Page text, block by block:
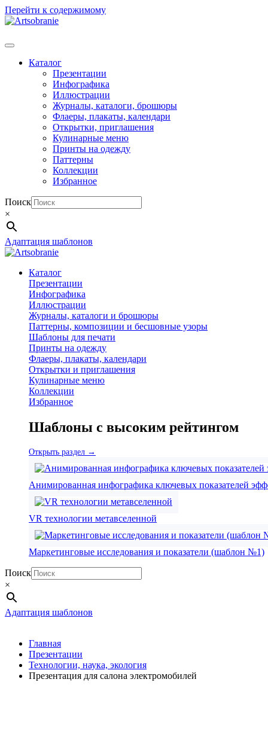
Перейти к содержимому
Каталог
Презентации
Инфографика
Иллюстрации
Журналы, каталоги, брошюры
Флаеры, плакаты, календари
Открытки, приглашения
Кулинарные меню
Принты на одежду
Паттерны
Коллекции
Избранное
Поиск
×
Адаптация шаблонов
Каталог
Презентации
Инфографика
Иллюстрации
Журналы, каталоги и брошюры
Паттерны, композиции и бесшовные узоры
Шаблоны для печати
Принты на одежду
Флаеры, плакаты, календари
Открытки и приглашения
Кулинарные меню
Коллекции
Избранное
Шаблоны с высоким рейтингом
Открыть раздел →
Анимированная инфографика ключевых показателей
VR технологии метавселенной
Маркетинговые исследования и показатели (шаблон №1)
Поиск
×
Адаптация шаблонов
Главная
Презентации
Технологии, наука, экология
Презентация для салона электромобилей